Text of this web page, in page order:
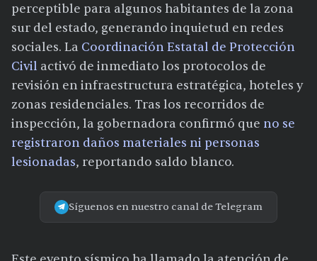
perceptible para algunos habitantes de la zona
sur del estado, generando inquietud en redes
sociales. La Coordinación Estatal de Protección
Civil activó de inmediato los protocolos de
revisión en infraestructura estratégica, hoteles y
zonas residenciales. Tras los recorridos de
inspección, la gobernadora confirmó que no se
registraron daños materiales ni personas
lesionadas, reportando saldo blanco.
Síguenos en nuestro canal de Telegram